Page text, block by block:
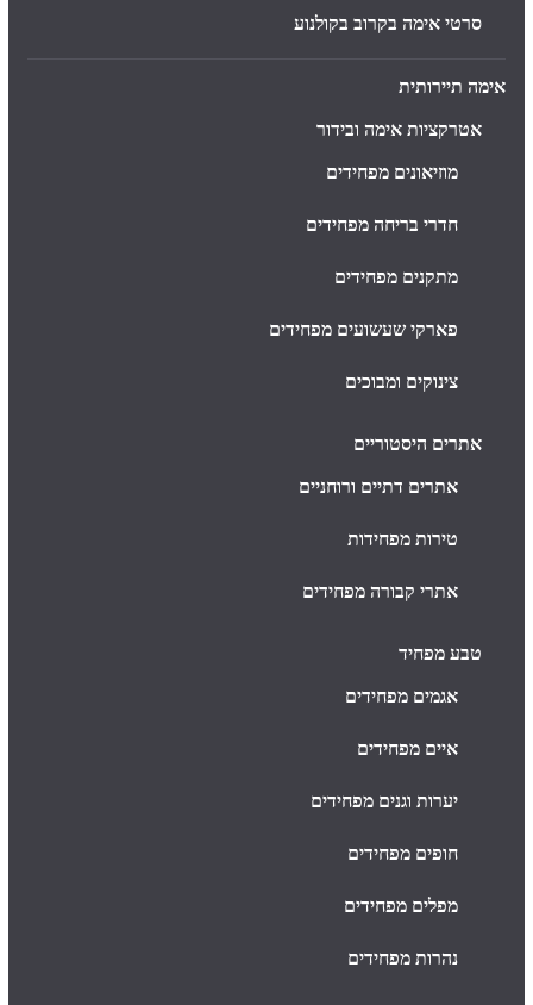
סרטי אימה בקרוב בקולנוע
אימה תיירותית
אטרקציות אימה ובידור
מוזיאונים מפחידים
חדרי בריחה מפחידים
מתקנים מפחידים
פארקי שעשועים מפחידים
צינוקים ומבוכים
אתרים היסטוריים
אתרים דתיים ורוחניים
טירות מפחידות
אתרי קבורה מפחידים
טבע מפחיד
אגמים מפחידים
איים מפחידים
יערות וגנים מפחידים
חופים מפחידים
מפלים מפחידים
נהרות מפחידים